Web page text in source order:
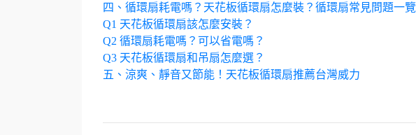
四、循環扇耗電嗎？天花板循環扇怎麼裝？循環扇常見問題一覽
Q1 天花板循環扇該怎麼安裝？
Q2 循環扇耗電嗎？可以省電嗎？
Q3 天花板循環扇和吊扇怎麼選？
五、涼爽、靜音又節能！天花板循環扇推薦台灣威力